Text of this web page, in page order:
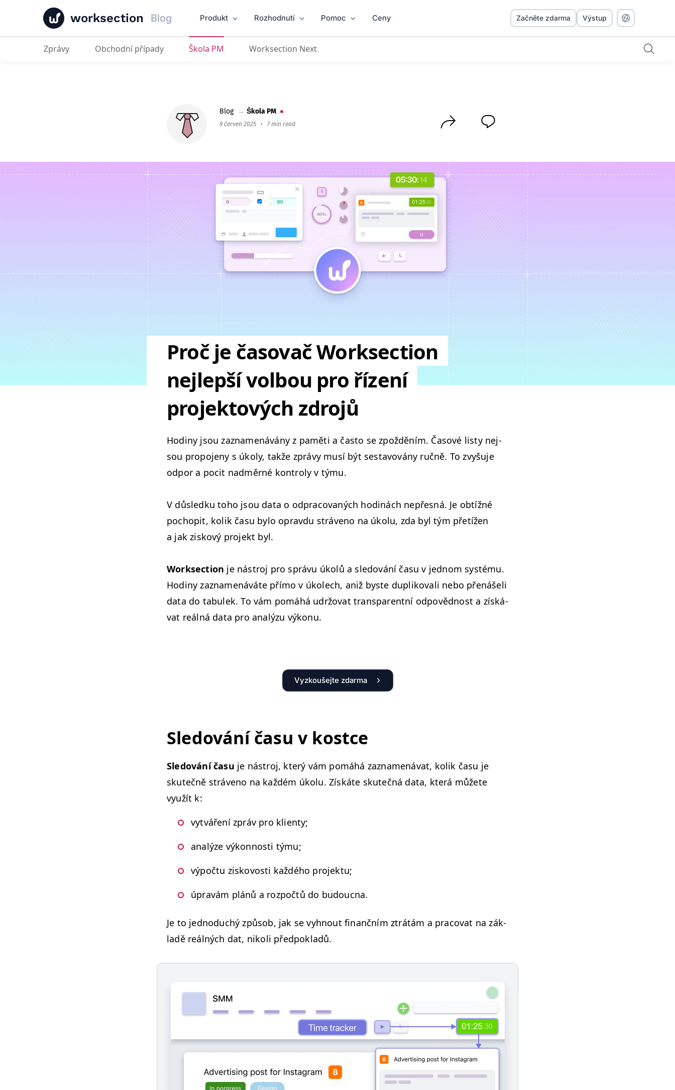
worksection Blog Produkt Rozhodnutí Pomoc Ceny
Proč je časovač Worksection nejlepší volbou pro řízení projektových zdrojů
Začněte zdarma Výstup
Zprávy Obchodní případy Škola PM Worksection Next
Blog → Škola PM
9 červen 2025 • 7 min read
Proč je časovač Worksection
nejlepší volbou pro řízení
projektových zdrojů
Hodiny jsou zaz­na­menávány z paměti a čas­to se zpožděním. Časové listy nej­
sou propo­je­ny s úkoly, takže zprávy musí být ses­tavovány ručně. To zvyšu­je
odpor a poc­it nad­měrné kon­troly v týmu.
V důsled­ku toho jsou data o odpra­co­v­aných hod­inách nepřes­ná. Je obtížné
pocho­pit, kolik času bylo oprav­du stráveno na úkolu, zda byl tým přetížen
a jak ziskový pro­jekt byl.
Work­sec­tion je nástroj pro správu úkolů a sle­dování času v jed­nom sys­té­mu.
Hodiny zaz­na­menáváte pří­mo v úkolech, aniž byste dup­liko­vali nebo přenášeli
data do tab­ulek. To vám pomáhá udržo­vat trans­par­ent­ní odpověd­nost a získá­
vat reál­ná data pro analýzu výkonu.
Vyzkoušejte zdarma
Sle­dování času v kostce
Sle­dování času je nástroj, který vám pomáhá zaz­na­mená­vat, kolik času je
skutečně stráveno na každém úkolu. Získáte skutečná data, která můžete
využít k:
vytváření zpráv pro klienty;
analýze výkon­nos­ti týmu;
výpoč­tu ziskovosti každého projektu;
úpravám plánů a rozpočtů do budoucna.
Je to jednoduchý způ­sob, jak se vyh­nout finančním ztrátám a pra­co­v­at na zák­
ladě reál­ných dat, nikoli předpokladů.